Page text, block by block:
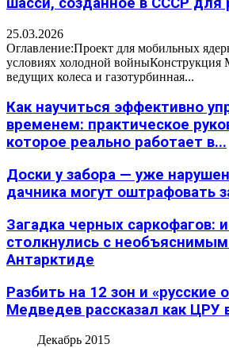
25.03.2026
Оглавление:Проект для мобильных
условиях холодной
ведущих колеса и газотурбинная...
Как научиться эффективно
временем: практическое
которое реально работает в...
Доски у забора — уже
дачника могут оштрафовать
Загадка черных саркофагов:
столкнулись с
Антарктиде
Разбить на 12 зон и «русские
Медведев рассказал как ЦРУ
Декабрь 2015